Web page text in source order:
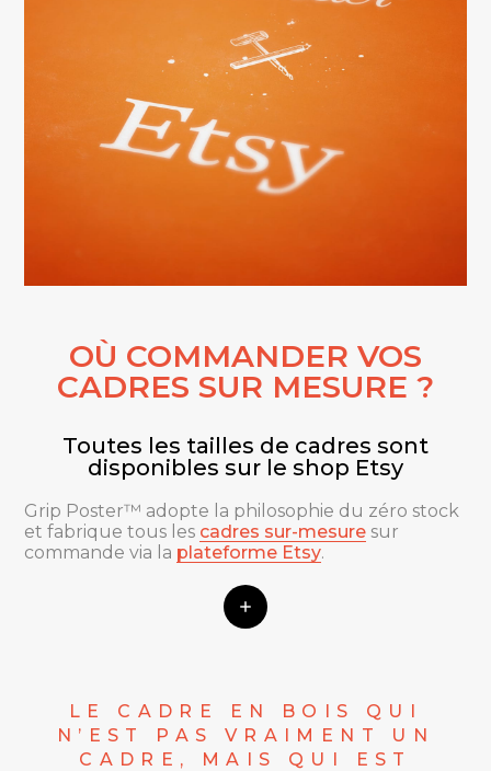
OÙ COMMANDER VOS
CADRES SUR MESURE ?
Toutes les tailles de cadres sont
disponibles sur le shop Etsy
Grip Poster™ adopte la philosophie du zéro stock
et fabrique tous les cadres sur-mesure sur
commande via la plateforme Etsy.
LE CADRE EN BOIS QUI
N’EST PAS VRAIMENT UN
CADRE, MAIS QUI EST